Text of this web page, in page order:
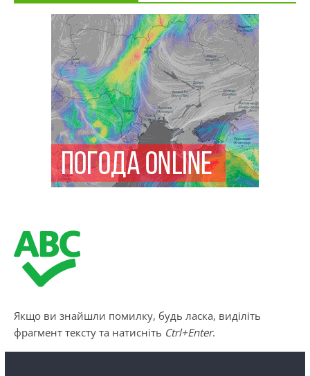
Якщо ви знайшли помилку, будь ласка, виділіть
фрагмент тексту та натисніть Ctrl+Enter.